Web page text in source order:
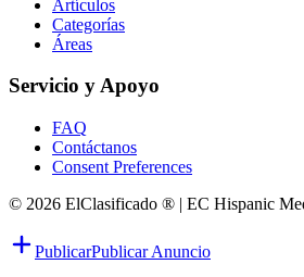
Artículos
Categorías
Áreas
Servicio y Apoyo
FAQ
Contáctanos
Consent Preferences
© 2026 ElClasificado ® | EC Hispanic
PublicarPublicar Anuncio